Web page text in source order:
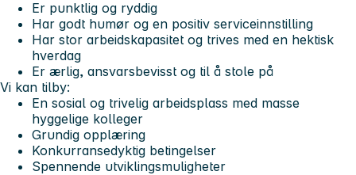
Er punktlig og ryddig
Har godt humør og en positiv serviceinnstilling
Har stor arbeidskapasitet og trives med en hektisk
hverdag
Er ærlig, ansvarsbevisst og til å stole på
Vi kan tilby:
En sosial og trivelig arbeidsplass med masse
hyggelige kolleger
Grundig opplæring
Konkurransedyktig betingelser
Spennende utviklingsmuligheter